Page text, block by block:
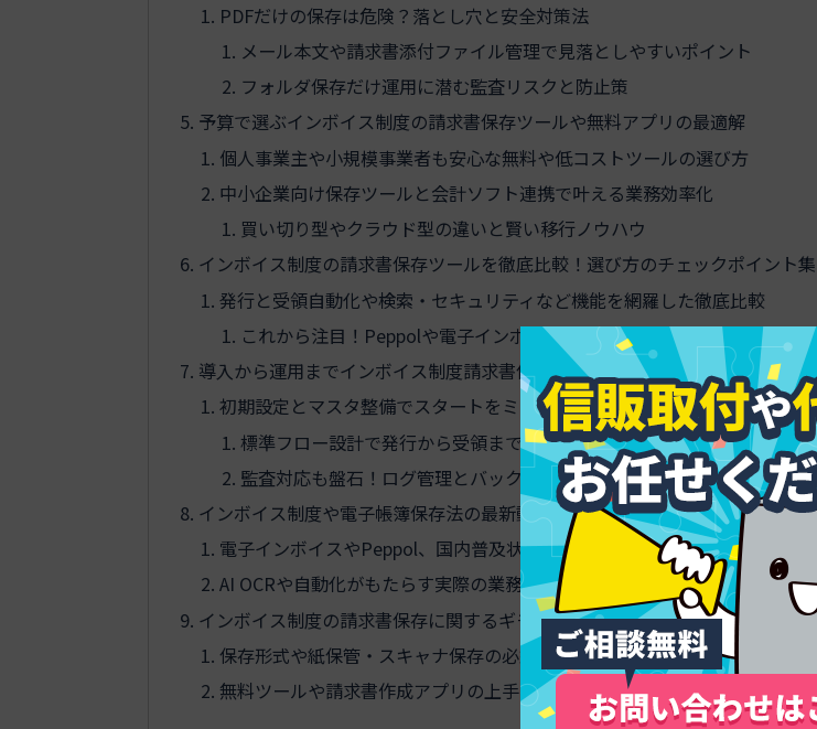
PDFだけの保存は危険？落とし穴と安全対策法
メール本文や請求書添付ファイル管理で見落としやすいポイント
フォルダ保存だけ運用に潜む監査リスクと防止策
予算で選ぶインボイス制度の請求書保存ツールや無料アプリの最適解
個人事業主や小規模事業者も安心な無料や低コストツールの選び方
中小企業向け保存ツールと会計ソフト連携で叶える業務効率化
買い切り型やクラウド型の違いと賢い移行ノウハウ
インボイス制度の請求書保存ツールを徹底比較！選び方のチェックポイント集
発行と受領自動化や検索・セキュリティなど機能を網羅した徹底比較
これから注目！Peppolや電子インボイス対応状況に着目
導入から運用までインボイス制度請求書保存ツールで失敗しない体制づくり
初期設定とマスタ整備でスタートをミスゼロに
標準フロー設計で発行から受領まで安心の運用ルール
監査対応も盤石！ログ管理とバックアップの最重要ポイント
インボイス制度や電子帳簿保存法の最新動向と実務最前線の活用ヒント
電子インボイスやPeppol、国内普及状況と今後動向を押さえる
AI OCRや自動化がもたらす実際の業務改革事例まとめ
インボイス制度の請求書保存に関するギモンをまるっと解決！よくある質問集
保存形式や紙保管・スキャナ保存の必須条件を一括チェック
無料ツールや請求書作成アプリの上手な選び方と使いこなし術